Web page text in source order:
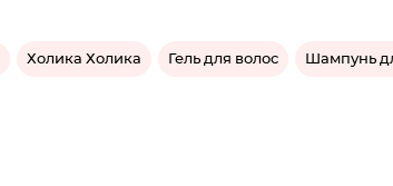
Холика Холика Гель для волос Шампунь